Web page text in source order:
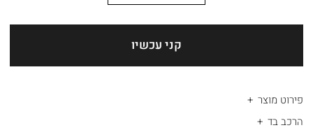
קני עכשיו
פירוט מוצר
הרכב בד